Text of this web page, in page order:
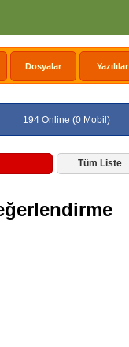
Dosyalar Yazılılar
194 Online (0 Mobil)
Tüm Liste